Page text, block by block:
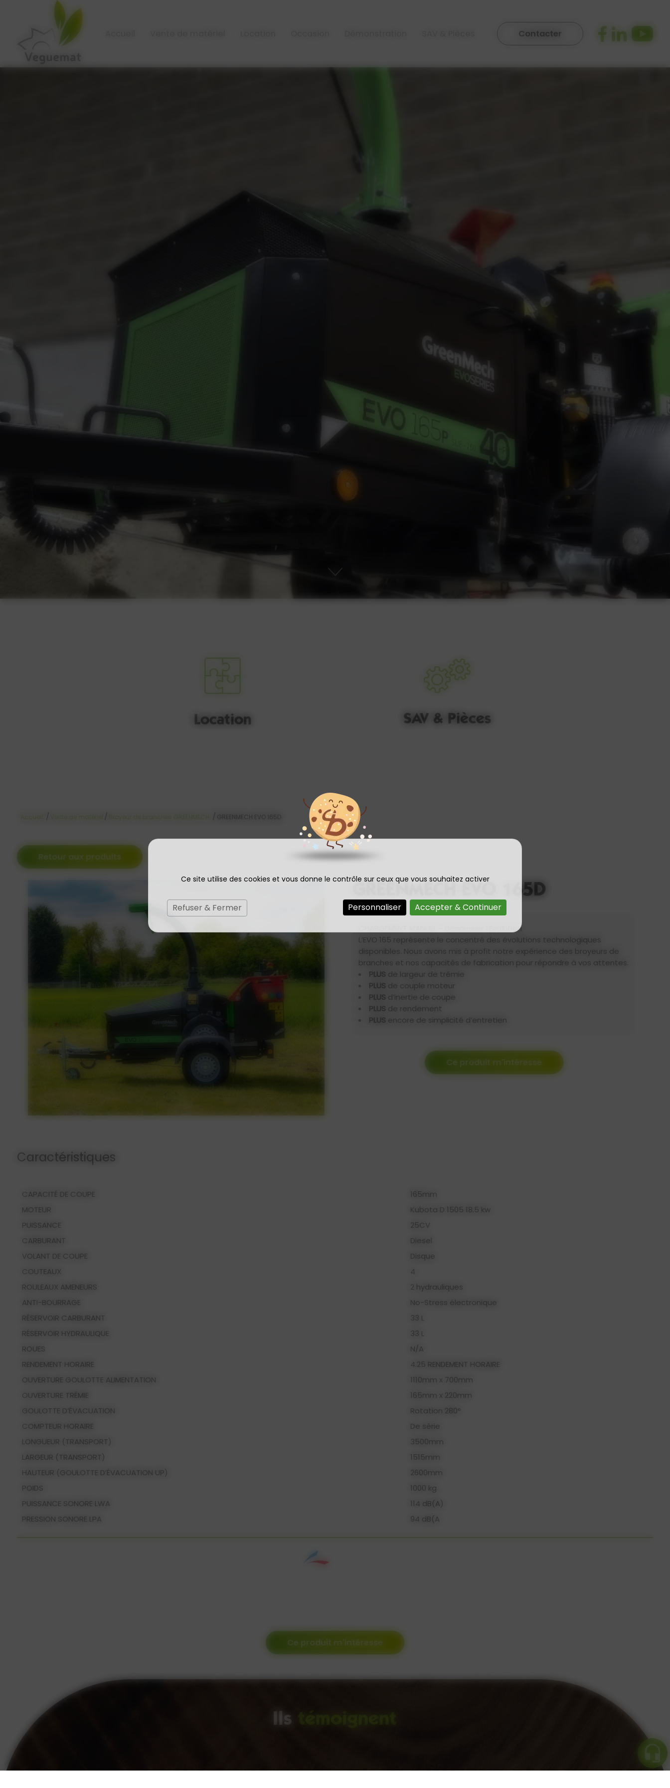
Panneau de gestion des cookies
Ce site utilise des cookies et vous donne le contrôle sur ceux que vous souhaitez activer
Accepter & Continuer
Refuser & Fermer Personnaliser
Contacter
Location SAV & Pièces
/ / / GREENMECH EVO 165D
Retour aux produits
GREENMECH EVO 165D
CHARGEMENT MANUEL - Découvrez l’Evolution
L’EVO 165 représente le concentré des évolutions technologiques
disponibles. Nous avons mis à profit notre expérience des broyeurs de
branches et nos capacités de fabrication pour répondre à vos attentes.
PLUS de largeur de trémie
PLUS de couple moteur
PLUS d’inertie de coupe
PLUS de rendement
PLUS encore de simplicité d’entretien
Ce produit m'intéresse
Caractéristiques
CAPACITÉ DE COUPE
165mm
MOTEUR
Kubota D 1505 18.5 kw
PUISSANCE
25CV
CARBURANT
Diesel
VOLANT DE COUPE
Disque
COUTEAUX
4
ROULEAUX AMENEURS
2 hydrauliques
ANTI-BOURRAGE
No-Stress électronique
RÉSERVOIR CARBURANT
33 L
RÉSERVOIR HYDRAULIQUE
33 L
ROUES
N/A
RENDEMENT HORAIRE
4.25 RENDEMENT HORAIRE
OUVERTURE GOULOTTE ALIMENTATION
1110mm x 700mm
OUVERTURE TRÉMIE
165mm x 220mm
GOULOTTE D’ÉVACUATION
Rotation 280°
COMPTEUR HORAIRE
De série
LONGUEUR (TRANSPORT)
3500mm
LARGEUR (TRANSPORT)
1515mm
HAUTEUR (GOULOTTE D’ÉVACUATION UP)
2600mm
POIDS
1000 kg
PUISSANCE SONORE LWA
114 dB(A)
PRESSION SONORE LPA
94 dB(A
Ce produit m'intéresse
Ils